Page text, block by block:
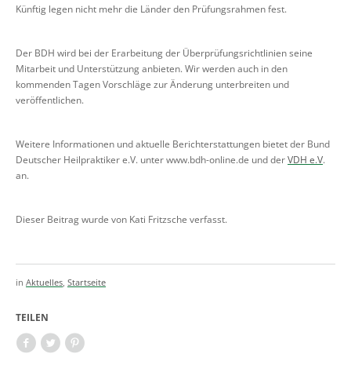
Künftig legen nicht mehr die Länder den Prüfungsrahmen fest.
Der BDH wird bei der Erarbeitung der Überprüfungsrichtlinien seine
Mitarbeit und Unterstützung anbieten. Wir werden auch in den
kommenden Tagen Vorschläge zur Änderung unterbreiten und
veröffentlichen.
Weitere Informationen und aktuelle Berichterstattungen bietet der Bund
Deutscher Heilpraktiker e.V. unter www.bdh-online.de und derVDH e.V.
an.
Dieser Beitrag wurde von Kati Fritzsche verfasst.
in Aktuelles Startseite
TEILEN